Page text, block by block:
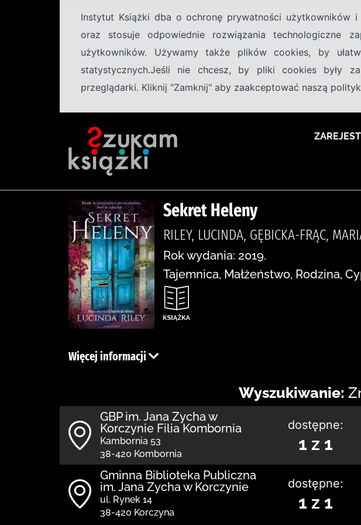
Instytut Książki dba o ochronę prywatności użytkowników
oraz stosuje odpowiednie rozwiązania technologiczne
użytkowników. Używamy także plików cookies, by
statystycznych.Jeśli nie chcesz, by pliki cookies były
przeglądarki. Kliknij "Zamknij" aby zaakceptować naszą
Sekret Heleny
RILEY, LUCINDA, GĘBICKA-FRĄC,
Rok wydania: 2019.
Tajemnica, Małżeństwo, Rodzina,
Więcej informacji
Wyszukiwanie:
GBP im. Jana Zycha w
Korczynie Filia Kombornia
Kambornia 53
38-420 Kombornia
dostępne:
1 z 1
Gminna Biblioteka Publiczna
im. Jana Zycha w Korczynie
ul. Rynek 14
38-420 Korczyna
dostępne:
1 z 1